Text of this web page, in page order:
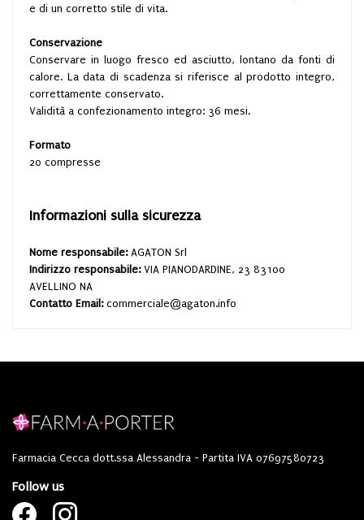
e di un corretto stile di vita.
Conservazione
Conservare in luogo fresco ed asciutto, lontano da fonti di
calore. La data di scadenza si riferisce al prodotto integro,
correttamente conservato.
Validità a confezionamento integro: 36 mesi.
Formato
20 compresse
Informazioni sulla sicurezza
Nome responsabile: AGATON Srl
Indirizzo responsabile: VIA PIANODARDINE, 23 83100
AVELLINO NA
Contatto Email: commerciale@agaton.info
Farmacia Cecca dott.ssa Alessandra - Partita IVA 07697580723
Follow us